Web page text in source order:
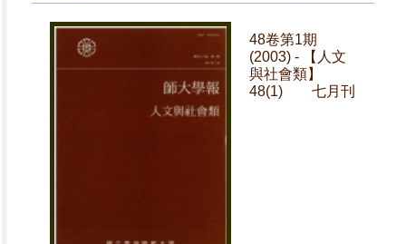
48卷第1期
(2003) - 【人文
與社會類】
48(1) 七月刊